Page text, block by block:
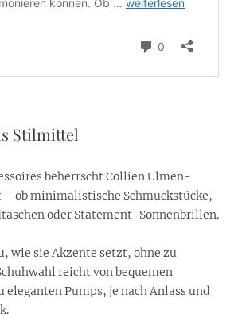
Stilmittel
beherrscht Collien Ulmen-
– ob minimalistische Schmuckstücke,
oder Statement-Sonnenbrillen.
wie sie Akzente setzt, ohne zu
reicht von bequemen
eleganten Pumps, je nach Anlass und